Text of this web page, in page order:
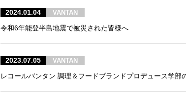
2024.01.04 VANTAN
令和6年能登半島地震で被災された皆様へ
2023.07.05 VANTAN
レコールバンタン 調理＆フードブランドプロデュース学部